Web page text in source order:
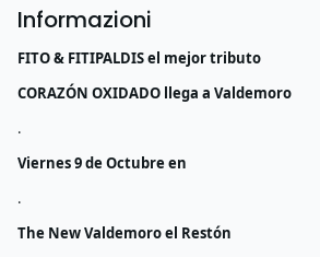
Informazioni
FITO & FITIPALDIS el mejor tributo
CORAZÓN OXIDADO llega a Valdemoro
.
Viernes 9 de Octubre en
.
The New Valdemoro el Restón